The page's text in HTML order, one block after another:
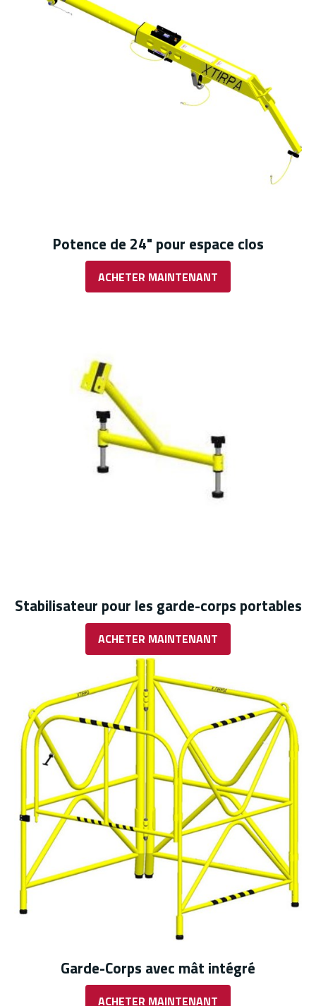
Potence de 24" pour espace clos
ACHETER MAINTENANT
Stabilisateur pour les garde-corps portables
ACHETER MAINTENANT
Garde-Corps avec mât intégré
ACHETER MAINTENANT